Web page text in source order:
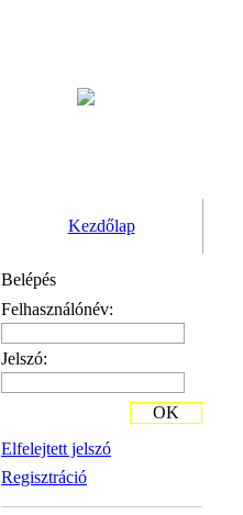
Kezdőlap
Belépés
Felhasználónév:
Jelszó:
Elfelejtett jelszó
Regisztráció
OK